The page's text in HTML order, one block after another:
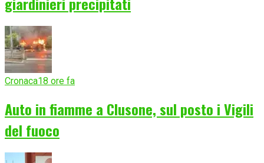
Cronaca18 ore fa
Auto in fiamme a Clusone, sul posto i Vigili
del fuoco